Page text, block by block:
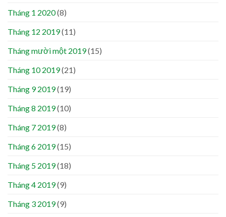
Tháng 1 2020(8)
Tháng 12 2019(11)
Tháng mười một 2019(15)
Tháng 10 2019(21)
Tháng 9 2019(19)
Tháng 8 2019(10)
Tháng 7 2019(8)
Tháng 6 2019(15)
Tháng 5 2019(18)
Tháng 4 2019(9)
Tháng 3 2019(9)